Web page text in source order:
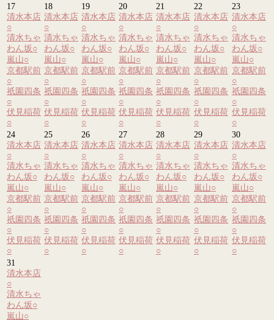
17
清水本店
○
清水ちゃ
わん坂○
嵐山○
京都駅前
○
祇園四条
○
伏見稲荷
○
18
清水本店
○
清水ちゃ
わん坂○
嵐山○
京都駅前
○
祇園四条
○
伏見稲荷
○
19
清水本店
○
清水ちゃ
わん坂○
嵐山○
京都駅前
○
祇園四条
○
伏見稲荷
○
20
清水本店
○
清水ちゃ
わん坂○
嵐山○
京都駅前
○
祇園四条
○
伏見稲荷
○
21
清水本店
○
清水ちゃ
わん坂○
嵐山○
京都駅前
○
祇園四条
○
伏見稲荷
○
22
清水本店
○
清水ちゃ
わん坂○
嵐山○
京都駅前
○
祇園四条
○
伏見稲荷
○
23
清水本店
○
清水ちゃ
わん坂○
嵐山○
京都駅前
○
祇園四条
○
伏見稲荷
○
24
清水本店
○
清水ちゃ
わん坂○
嵐山○
京都駅前
○
祇園四条
○
伏見稲荷
○
25
清水本店
○
清水ちゃ
わん坂○
嵐山○
京都駅前
○
祇園四条
○
伏見稲荷
○
26
清水本店
○
清水ちゃ
わん坂○
嵐山○
京都駅前
○
祇園四条
○
伏見稲荷
○
27
清水本店
○
清水ちゃ
わん坂○
嵐山○
京都駅前
○
祇園四条
○
伏見稲荷
○
28
清水本店
○
清水ちゃ
わん坂○
嵐山○
京都駅前
○
祇園四条
○
伏見稲荷
○
29
清水本店
○
清水ちゃ
わん坂○
嵐山○
京都駅前
○
祇園四条
○
伏見稲荷
○
30
清水本店
○
清水ちゃ
わん坂○
嵐山○
京都駅前
○
祇園四条
○
伏見稲荷
○
31
清水本店
○
清水ちゃ
わん坂○
嵐山○